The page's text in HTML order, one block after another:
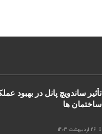
تأثیر ساندویچ پانل در بهبود
ساختمان ها
26 اردیبهشت 1403